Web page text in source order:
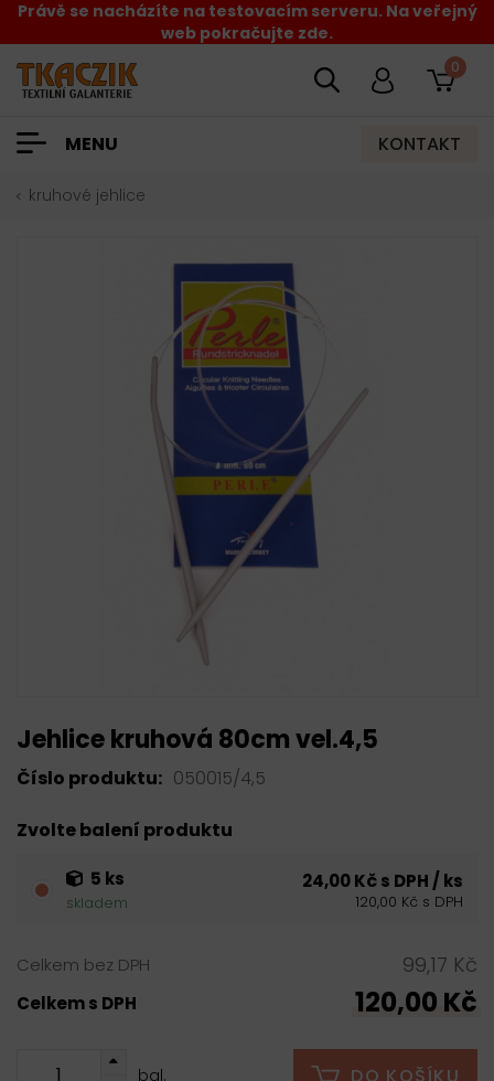
Právě se nacházíte na testovacím serveru. Na veřejný
web pokračujte zde.
0
MENU KONTAKT
kruhové jehlice
Jehlice kruhová 80cm vel.4,5
Číslo produktu: 050015/4,5
Zvolte balení produktu
5 ks
skladem
24,00 Kč s DPH / ks
120,00 Kč s DPH
Celkem bez DPH 99,17 Kč
Celkem s DPH 120,00 Kč
bal. DO KOŠÍKU